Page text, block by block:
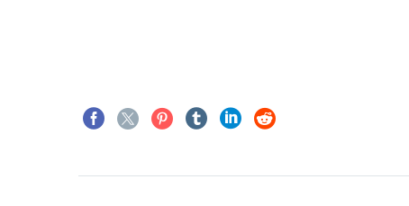
Realmente valoro la